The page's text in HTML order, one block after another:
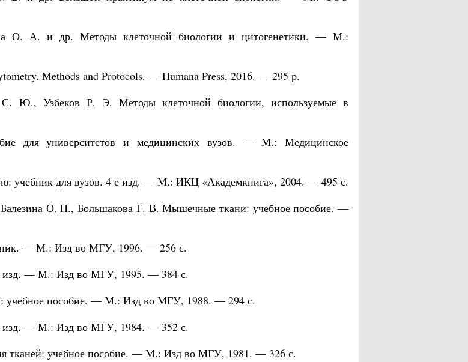
А. и др. Методы клеточной биологии и цитогенетики. — М.:
Methods and Protocols. — Humana Press, 2016. — 295 p.
Узбеков Р. Э. Методы клеточной биологии, используемые в
для университетов и медицинских вузов. — М.: Медицинское
учебник для вузов. 4 е изд. — М.: ИКЦ «Академкнига», 2004. — 495 с.
О. П., Большакова Г. В. Мышечные ткани: учебное пособие. —
— М.: Изд во МГУ, 1996. — 256 с.
изд. — М.: Изд во МГУ, 1995. — 384 с.
учебное пособие. — М.: Изд во МГУ, 1988. — 294 с.
изд. — М.: Изд во МГУ, 1984. — 352 с.
тканей: учебное пособие. — М.: Изд во МГУ, 1981. — 326 с.